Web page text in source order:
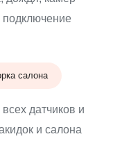
подключение
салона
датчиков и
и салона